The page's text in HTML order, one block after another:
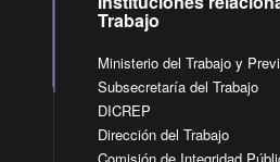
Trabajo
Ministerio del Trabajo y
Subsecretaría del Trabajo
DICREP
Dirección del Trabajo